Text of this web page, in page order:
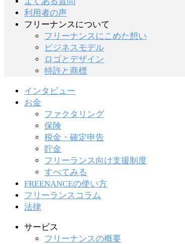
利用者の声
フリーナンスについて
フリーナンスにこめた想い
ビジネスモデル
ロゴとデザイン
特許と商標
インタビュー
お金
ファクタリング
保険
税金・確定申告
貯金
フリーランス向け支援制度
すべてみる
FREENANCEの使い方
フリーランスコラム
法律
サービス
フリーナンスの概要